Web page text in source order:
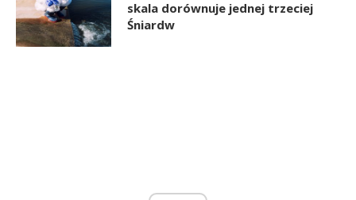
skala dorównuje jednej trzeciej
Śniardw